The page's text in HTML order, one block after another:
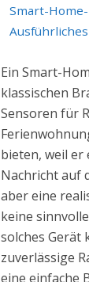
Smart-
Ein Smart-
klassischen
Sensoren für
bieten, weil er
Nachricht auf
aber eine
keine
solches Gerät
zuverlässige
eine einfache